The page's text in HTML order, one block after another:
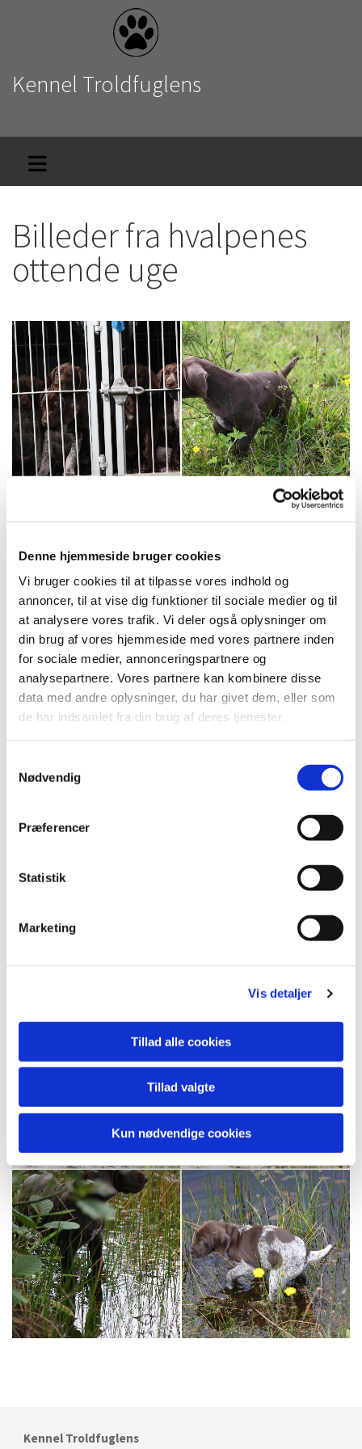
Denne hjemmeside bruger cookies
Vi bruger cookies til at tilpasse vores indhold og
annoncer, til at vise dig funktioner til sociale medier og til
at analysere vores trafik. Vi deler også oplysninger om
din brug af vores hjemmeside med vores partnere inden
for sociale medier, annonceringspartnere og
analysepartnere. Vores partnere kan kombinere disse
data med andre oplysninger, du har givet dem, eller som
de har indsamlet fra din brug af deres tjenester.
Nødvendig
Præferencer
Statistik
Marketing
Vis detaljer
Tillad alle cookies
Tillad valgte
Kun nødvendige cookies
Kennel Troldfuglens
Billeder fra hvalpenes
ottende uge
Kennel Troldfuglens